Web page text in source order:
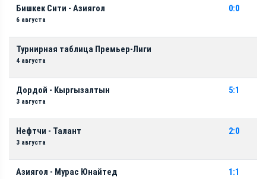
Бишкек Сити - Азиягол
6 августа
0:0
Турнирная таблица Премьер-Лиги
4 августа
Дордой - Кыргызалтын
3 августа
5:1
Нефтчи - Талант
3 августа
2:0
Азиягол - Мурас Юнайтед 1:1